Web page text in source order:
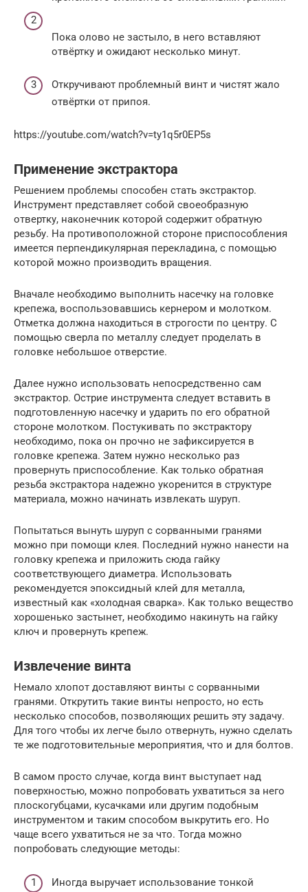
Пока олово не застыло, в него вставляют
отвёртку и ожидают несколько минут.
Откручивают проблемный винт и чистят жало
отвёртки от припоя.
https://youtube.com/watch?v=ty1q5r0EP5s
Применение экстрактора
Решением проблемы способен стать экстрактор.
Инструмент представляет собой своеобразную
отвертку, наконечник которой содержит обратную
резьбу. На противоположной стороне приспособления
имеется перпендикулярная перекладина, с помощью
которой можно производить вращения.
Вначале необходимо выполнить насечку на головке
крепежа, воспользовавшись кернером и молотком.
Отметка должна находиться в строгости по центру. С
помощью сверла по металлу следует проделать в
головке небольшое отверстие.
Далее нужно использовать непосредственно сам
экстрактор. Острие инструмента следует вставить в
подготовленную насечку и ударить по его обратной
стороне молотком. Постукивать по экстрактору
необходимо, пока он прочно не зафиксируется в
головке крепежа. Затем нужно несколько раз
провернуть приспособление. Как только обратная
резьба экстрактора надежно укоренится в структуре
материала, можно начинать извлекать шуруп.
Попытаться вынуть шуруп с сорванными гранями
можно при помощи клея. Последний нужно нанести на
головку крепежа и приложить сюда гайку
соответствующего диаметра. Использовать
рекомендуется эпоксидный клей для металла,
известный как «холодная сварка». Как только вещество
хорошенько застынет, необходимо накинуть на гайку
ключ и провернуть крепеж.
Извлечение винта
Немало хлопот доставляют винты с сорванными
гранями. Открутить такие винты непросто, но есть
несколько способов, позволяющих решить эту задачу.
Для того чтобы их легче было отвернуть, нужно сделать
те же подготовительные мероприятия, что и для болтов.
В самом просто случае, когда винт выступает над
поверхностью, можно попробовать ухватиться за него
плоскогубцами, кусачками или другим подобным
инструментом и таким способом выкрутить его. Но
чаще всего ухватиться не за что. Тогда можно
попробовать следующие методы:
Иногда выручает использование тонкой